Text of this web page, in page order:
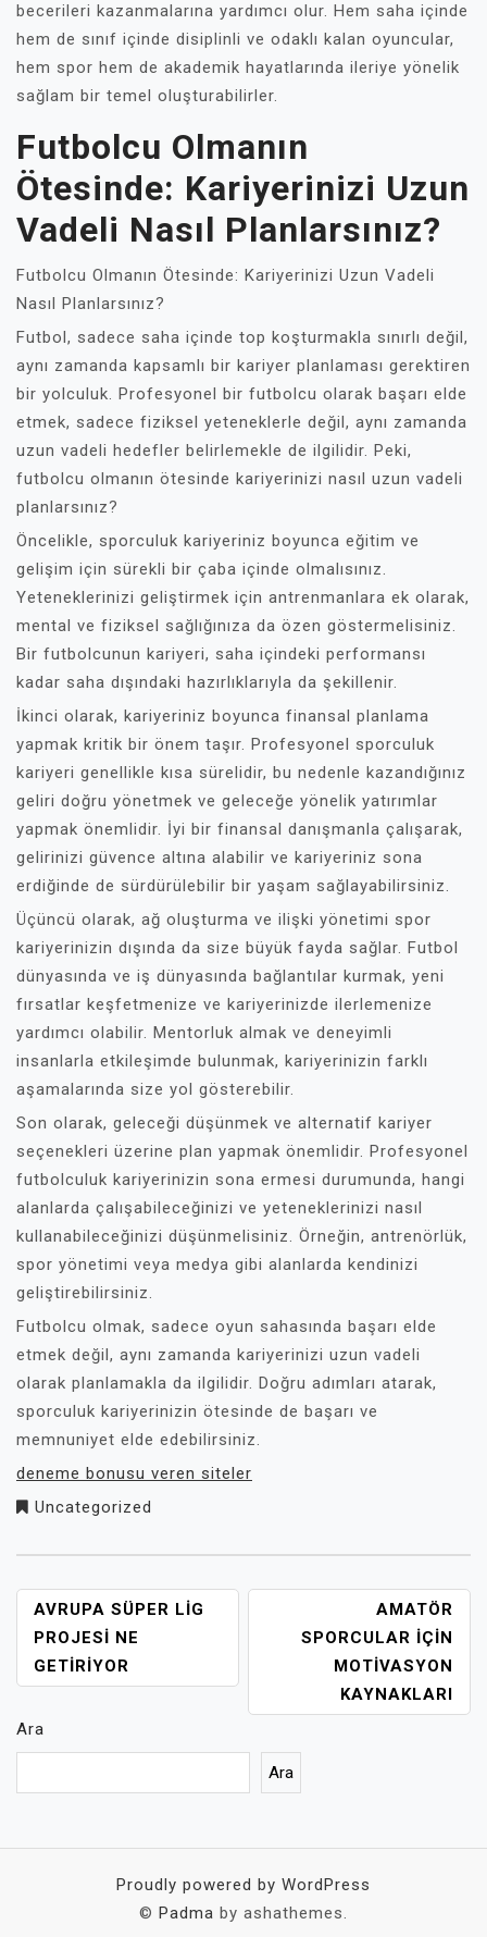
becerileri kazanmalarına yardımcı olur. Hem saha içinde
hem de sınıf içinde disiplinli ve odaklı kalan oyuncular,
hem spor hem de akademik hayatlarında ileriye yönelik
sağlam bir temel oluşturabilirler.
Futbolcu Olmanın
Ötesinde: Kariyerinizi Uzun
Vadeli Nasıl Planlarsınız?
Futbolcu Olmanın Ötesinde: Kariyerinizi Uzun Vadeli
Nasıl Planlarsınız?
Futbol, sadece saha içinde top koşturmakla sınırlı değil,
aynı zamanda kapsamlı bir kariyer planlaması gerektiren
bir yolculuk. Profesyonel bir futbolcu olarak başarı elde
etmek, sadece fiziksel yeteneklerle değil, aynı zamanda
uzun vadeli hedefler belirlemekle de ilgilidir. Peki,
futbolcu olmanın ötesinde kariyerinizi nasıl uzun vadeli
planlarsınız?
Öncelikle, sporculuk kariyeriniz boyunca eğitim ve
gelişim için sürekli bir çaba içinde olmalısınız.
Yeteneklerinizi geliştirmek için antrenmanlara ek olarak,
mental ve fiziksel sağlığınıza da özen göstermelisiniz.
Bir futbolcunun kariyeri, saha içindeki performansı
kadar saha dışındaki hazırlıklarıyla da şekillenir.
İkinci olarak, kariyeriniz boyunca finansal planlama
yapmak kritik bir önem taşır. Profesyonel sporculuk
kariyeri genellikle kısa sürelidir, bu nedenle kazandığınız
geliri doğru yönetmek ve geleceğe yönelik yatırımlar
yapmak önemlidir. İyi bir finansal danışmanla çalışarak,
gelirinizi güvence altına alabilir ve kariyeriniz sona
erdiğinde de sürdürülebilir bir yaşam sağlayabilirsiniz.
Üçüncü olarak, ağ oluşturma ve ilişki yönetimi spor
kariyerinizin dışında da size büyük fayda sağlar. Futbol
dünyasında ve iş dünyasında bağlantılar kurmak, yeni
fırsatlar keşfetmenize ve kariyerinizde ilerlemenize
yardımcı olabilir. Mentorluk almak ve deneyimli
insanlarla etkileşimde bulunmak, kariyerinizin farklı
aşamalarında size yol gösterebilir.
Son olarak, geleceği düşünmek ve alternatif kariyer
seçenekleri üzerine plan yapmak önemlidir. Profesyonel
futbolculuk kariyerinizin sona ermesi durumunda, hangi
alanlarda çalışabileceğinizi ve yeteneklerinizi nasıl
kullanabileceğinizi düşünmelisiniz. Örneğin, antrenörlük,
spor yönetimi veya medya gibi alanlarda kendinizi
geliştirebilirsiniz.
Futbolcu olmak, sadece oyun sahasında başarı elde
etmek değil, aynı zamanda kariyerinizi uzun vadeli
olarak planlamakla da ilgilidir. Doğru adımları atarak,
sporculuk kariyerinizin ötesinde de başarı ve
memnuniyet elde edebilirsiniz.
deneme bonusu veren siteler
Uncategorized
YAZI
GEZINMESI
AVRUPA SÜPER LIG
PROJESI NE
GETIRIYOR
AMATÖR
SPORCULAR İÇIN
MOTIVASYON
KAYNAKLARI
Ara
Ara
Proudly powered by WordPress
© Padma by ashathemes.